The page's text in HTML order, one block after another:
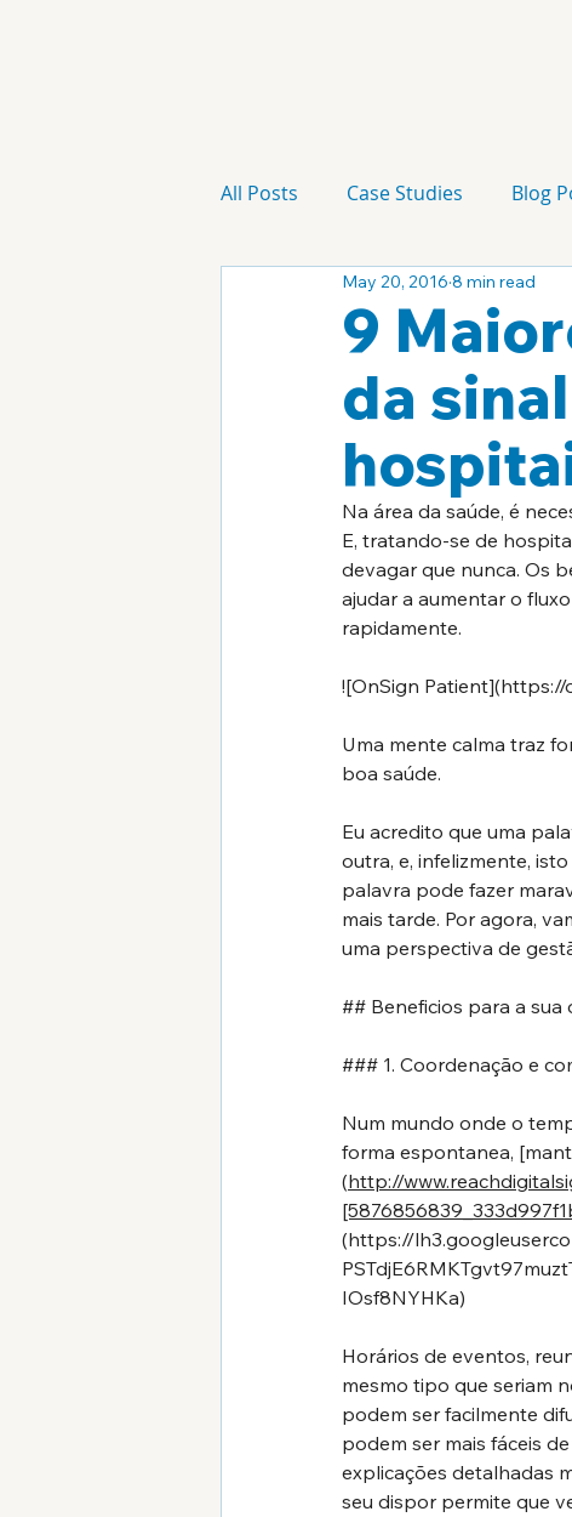
All Posts Case Studies Blog
Technology Campaign
9
da
May 20, 2016 8 min read
Na área da saúde, é
E, tratando-se de
devagar que nunca. Os
ajudar a aumentar o
rapidamente.
![OnSign Patient](https://
Uma mente calma traz
boa saúde.
Eu acredito que uma
outra, e, infelizmente,
palavra pode fazer
mais tarde. Por agora,
uma perspectiva de
## Beneficios para a
### 1. Coordenação e
Num mundo onde o
forma espontanea,
(http://
(https://
IOsf8NYHKa)
Horários de eventos,
mesmo tipo que seriam
podem ser facilmente
podem ser mais fáceis
explicações detalhadas
seu dispor permite que